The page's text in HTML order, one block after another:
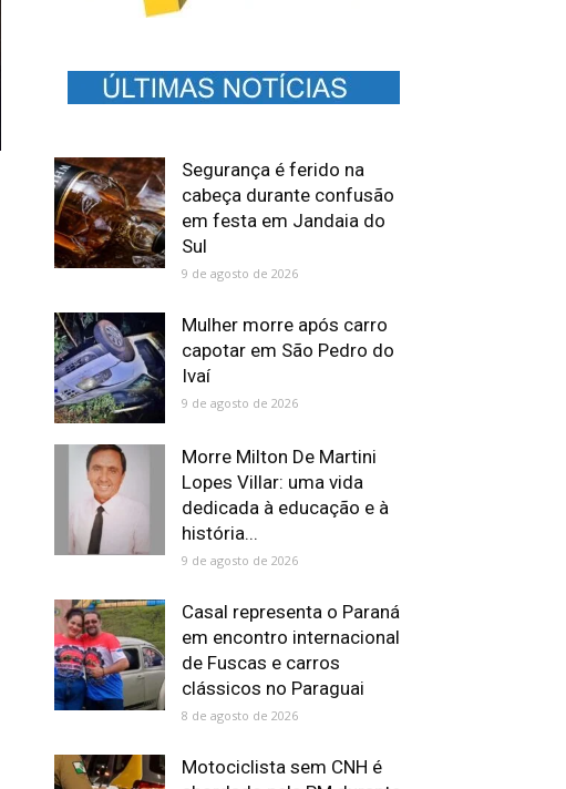
Segurança é ferido na
cabeça durante confusão
em festa em Jandaia do
Sul
9 de agosto de 2026
Mulher morre após carro
capotar em São Pedro do
Ivaí
9 de agosto de 2026
Morre Milton De Martini
Lopes Villar: uma vida
dedicada à educação e à
história...
9 de agosto de 2026
Casal representa o Paraná
em encontro internacional
de Fuscas e carros
clássicos no Paraguai
8 de agosto de 2026
Motociclista sem CNH é